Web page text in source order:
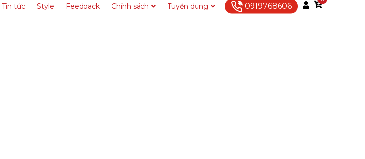
Tin tức Style Feedback Chính sách Tuyển dụng Liên hệ0919768606